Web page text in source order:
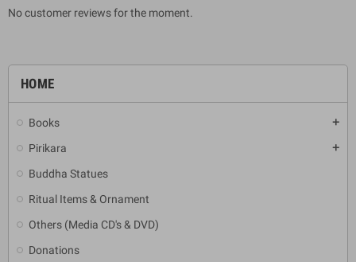
HOME
Books add
Pirikara add
Buddha Statues
Ritual Items & Ornament
Others (Media CD's & DVD)
Donations
No customer reviews for the moment.